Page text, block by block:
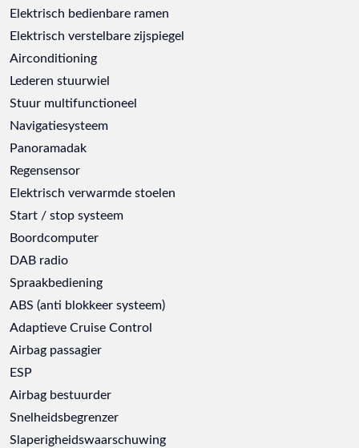
Elektrisch bedienbare ramen
Elektrisch verstelbare zijspiegel
Airconditioning
Lederen stuurwiel
Stuur multifunctioneel
Navigatiesysteem
Panoramadak
Regensensor
Elektrisch verwarmde stoelen
Start / stop systeem
Boordcomputer
DAB radio
Spraakbediening
ABS (anti blokkeer systeem)
Adaptieve Cruise Control
Airbag passagier
ESP
Airbag bestuurder
Snelheidsbegrenzer
Slaperigheidswaarschuwing